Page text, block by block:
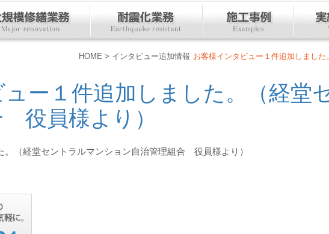
HOME > インタビュー追加情報 お客様インタビュー１件追加しまし
ー１件追加しました。（経堂
役員様より）
。（経堂セントラルマンション自治管理組合 役員様より）